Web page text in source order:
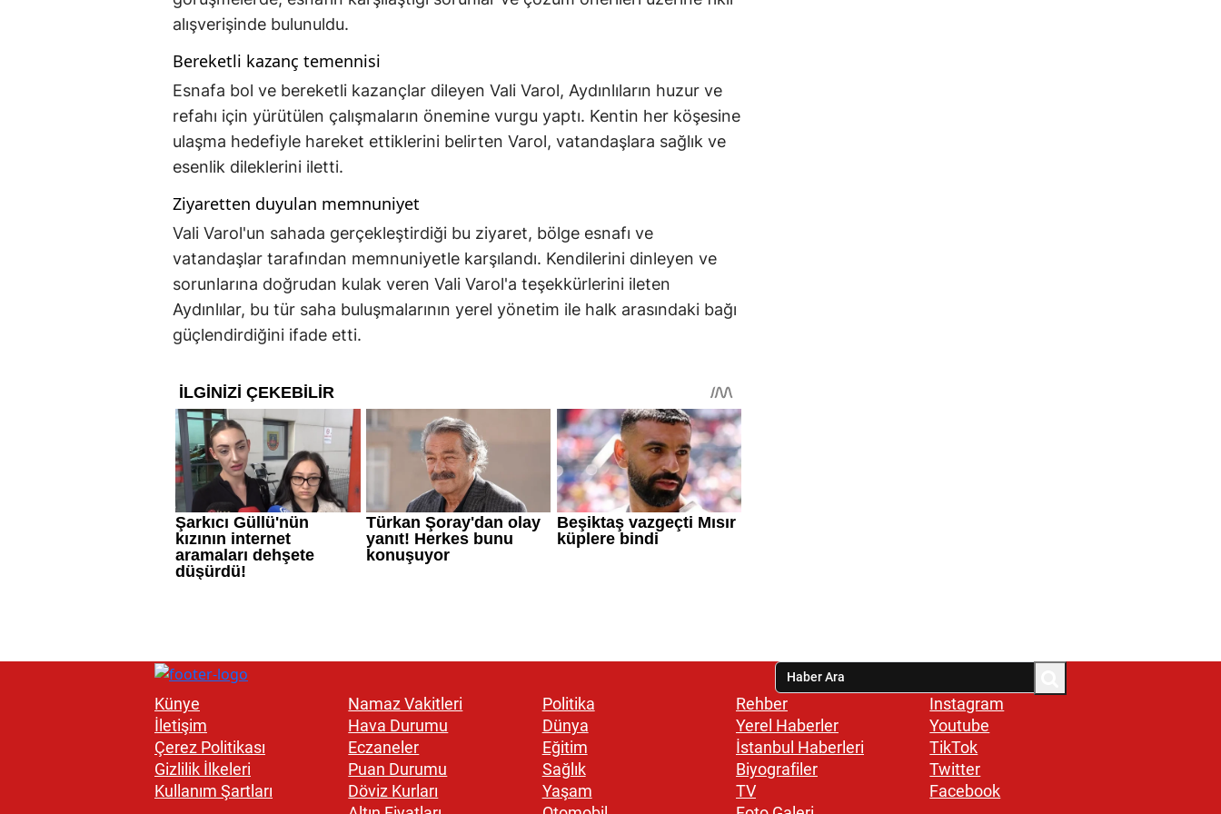
alışverişinde bulunuldu.
Bereketli kazanç temennisi
Esnafa bol ve bereketli kazançlar dileyen Vali Varol, Aydınlıların huzur ve
refahı için yürütülen çalışmaların önemine vurgu yaptı. Kentin her köşesine
ulaşma hedefiyle hareket ettiklerini belirten Varol, vatandaşlara sağlık ve
esenlik dileklerini iletti.
Ziyaretten duyulan memnuniyet
Vali Varol'un sahada gerçekleştirdiği bu ziyaret, bölge esnafı ve
vatandaşlar tarafından memnuniyetle karşılandı. Kendilerini dinleyen ve
sorunlarına doğrudan kulak veren Vali Varol'a teşekkürlerini ileten
Aydınlılar, bu tür saha buluşmalarının yerel yönetim ile halk arasındaki bağı
güçlendirdiğini ifade etti.
Künye
İletişim
Çerez Politikası
Gizlilik İlkeleri
Kullanım Şartları
Namaz Vakitleri
Hava Durumu
Eczaneler
Puan Durumu
Döviz Kurları
Politika
Dünya
Eğitim
Sağlık
Yaşam
Rehber
Yerel Haberler
İstanbul Haberleri
Biyografiler
TV
Instagram
Youtube
TikTok
Twitter
Facebook